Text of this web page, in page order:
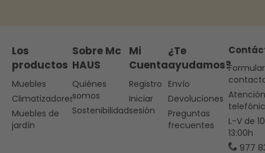
Los
productos
Muebles
Climatizadores
Muebles de
jardín
Sobre Mc
HAUS
Quiénes
somos
Sostenibilidad
Mi
Cuenta
Registro
Iniciar
sesión
¿Te
ayudamos?
Envío
Devoluciones
Preguntas
frecuentes
Atención
L-V de
13:00h
977